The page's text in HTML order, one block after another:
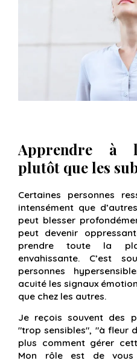
Apprendre à
plutôt que les
Certaines personnes
intensément que
peut blesser
peut devenir
prendre toute la
envahissante. C’est
personnes
acuité les signaux
que chez les autres.
Je reçois souvent des
"trop sensibles", "à fleur
plus comment gérer
Mon rôle est de